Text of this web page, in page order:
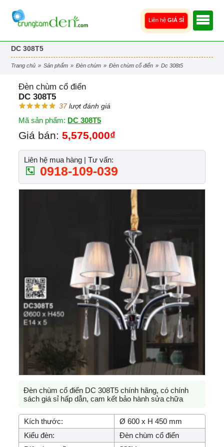
Liên hệ GIÁ SỈ
DC 308T5
trang chủ » sản phẩm » đèn chùm » đèn chùm cổ điển » dc 308t5
Đèn chùm cổ điển
DC 308T5
37lượt đánh giá
Mã sản phẩm: DC 308T5
Giá bán:5,575,000₫
Liên hệ mua hàng | Tư vấn:
0918-109-039
Đèn chùm cổ điển DC 308T5 chính hãng, có chính
sách giá sỉ hấp dẫn, cam kết bảo hành sửa chữa
Kích thước:
Ø 600 x H 450 mm
Kiểu đèn:
Đèn chùm cổ điển